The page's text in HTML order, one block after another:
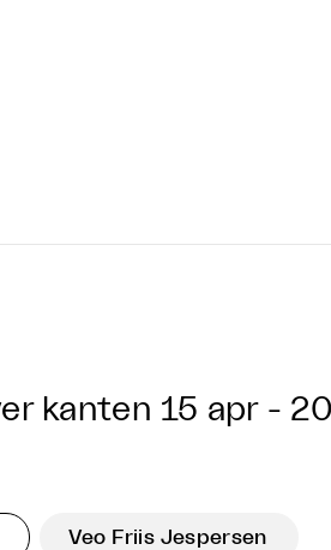
kanten 15 apr -
Veo Friis Jespersen